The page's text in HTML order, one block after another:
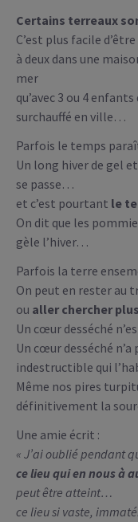
Certains terreaux
C’est plus facile
à deux dans une
mer
qu’avec 3 ou 4
surchauffé en ville…
Parfois le temps
Un long hiver de gel
se passe…
et c’est pourtant le
On dit que les
gèle l’hiver…
Parfois la terre
On peut en rester au
ou aller chercher
Un cœur desséché
Un cœur desséché
indestructible qui
Même nos pires
définitivement la
Une amie écrit :
« J’ai oublié pendant
ce lieu qui en nous à
peut être atteint…
ce lieu si vaste,